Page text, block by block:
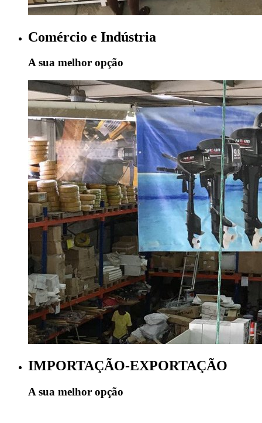
Comércio e Indústria
A sua melhor opção
IMPORTAÇÃO-EXPORTAÇÃO
A sua melhor opção